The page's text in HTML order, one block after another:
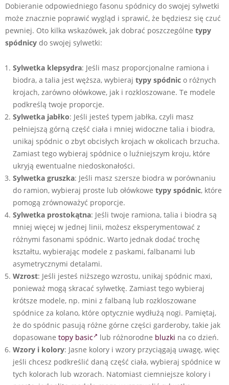
Dobieranie odpowiedniego fasonu spódnicy do swojej sylwetki
może znacznie poprawić wygląd i sprawić, że będziesz się czuć
pewniej. Oto kilka wskazówek, jak dobrać poszczególne typy
spódnicy do swojej sylwetki:
Sylwetka klepsydra: Jeśli masz proporcjonalne ramiona i
biodra, a talia jest węższa, wybieraj typy spódnic o różnych
krojach, zarówno ołówkowe, jak i rozkloszowane. Te modele
podkreślą twoje proporcje.
Sylwetka jabłko: Jeśli jesteś typem jabłka, czyli masz
pełniejszą górną część ciała i mniej widoczne talia i biodra,
unikaj spódnic o zbyt obcisłych krojach w okolicach brzucha.
Zamiast tego wybieraj spódnice o luźniejszym kroju, które
ukryją ewentualne niedoskonałości.
Sylwetka gruszka: Jeśli masz szersze biodra w porównaniu
do ramion, wybieraj proste lub ołówkowe typy spódnic, które
pomogą zrównoważyć proporcje.
Sylwetka prostokątna: Jeśli twoje ramiona, talia i biodra są
mniej więcej w jednej linii, możesz eksperymentować z
różnymi fasonami spódnic. Warto jednak dodać trochę
kształtu, wybierając modele z paskami, falbanami lub
asymetrycznymi detalami.
Wzrost: Jeśli jesteś niższego wzrostu, unikaj spódnic maxi,
ponieważ mogą skracać sylwetkę. Zamiast tego wybieraj
krótsze modele, np. mini z falbaną lub rozkloszowane
spódnice za kolano, które optycznie wydłużą nogi. Pamiętaj,
że do spódnic pasują różne górne części garderoby, takie jak
dopasowane topy basic lub różnorodne bluzki na co dzień.
Wzory i kolory: Jasne kolory i wzory przyciągają uwagę, więc
jeśli chcesz podkreślić daną część ciała, wybieraj spódnice w
tych kolorach lub wzorach. Natomiast ciemniejsze kolory i